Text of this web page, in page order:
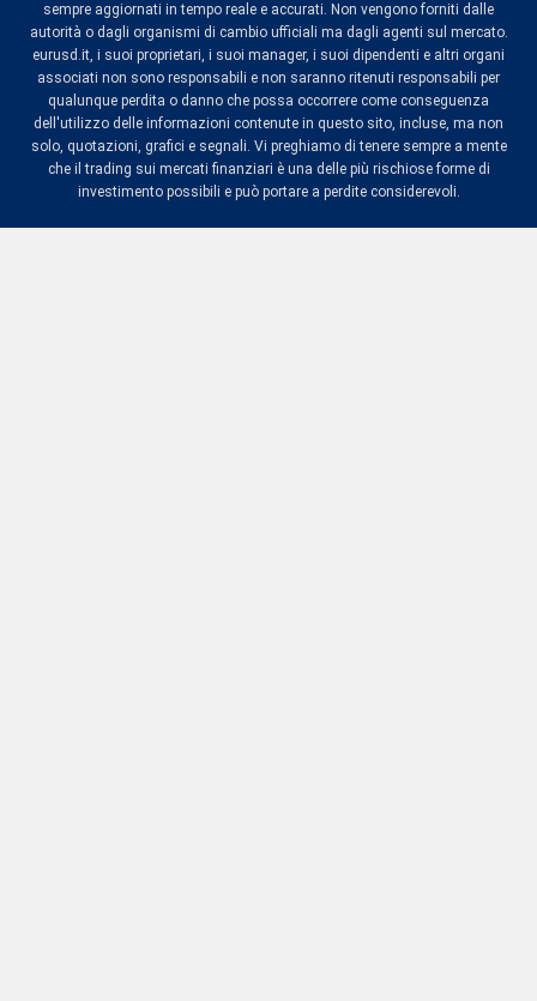
sempre aggiornati in tempo reale e accurati. Non vengono forniti dalle
autorità o dagli organismi di cambio ufficiali ma dagli agenti sul mercato.
eurusd.it, i suoi proprietari, i suoi manager, i suoi dipendenti e altri organi
associati non sono responsabili e non saranno ritenuti responsabili per
qualunque perdita o danno che possa occorrere come conseguenza
dell'utilizzo delle informazioni contenute in questo sito, incluse, ma non
solo, quotazioni, grafici e segnali. Vi preghiamo di tenere sempre a mente
che il trading sui mercati finanziari è una delle più rischiose forme di
investimento possibili e può portare a perdite considerevoli.